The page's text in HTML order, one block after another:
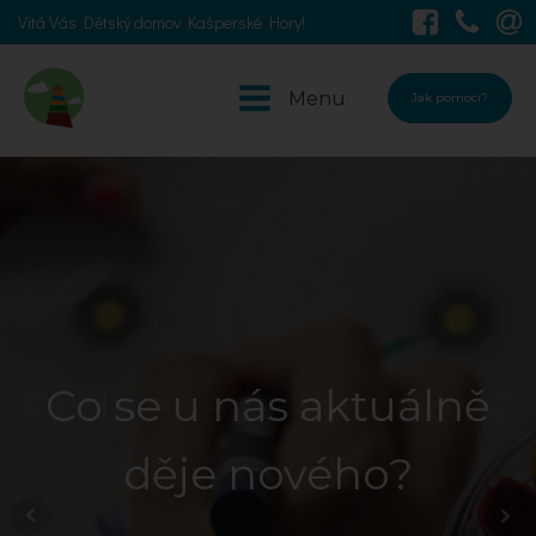
Vítá Vás Dětský domov Kašperské Hory!
Menu Jak pomoci?
Co se u nás aktuálně
děje nového?
Podívejte se na fotky z
našich akcí